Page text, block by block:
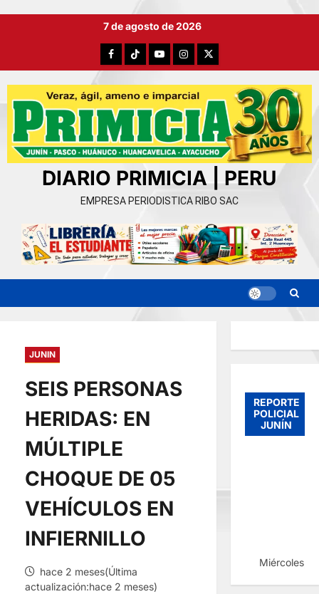
7 de agosto de 2026
FacebookTikTokYouTubeInstagram
X
DIARIO PRIMICIA | PERU
EMPRESA PERIODISTICA RIBO SAC
JUNIN
SEIS PERSONAS
HERIDAS: EN
MÚLTIPLE
CHOQUE DE 05
VEHÍCULOS EN
INFIERNILLO
hace 2 meses(Última
actualización:hace 2 meses)
REPORTE
POLICIAL
JUNÍN
Miércoles,